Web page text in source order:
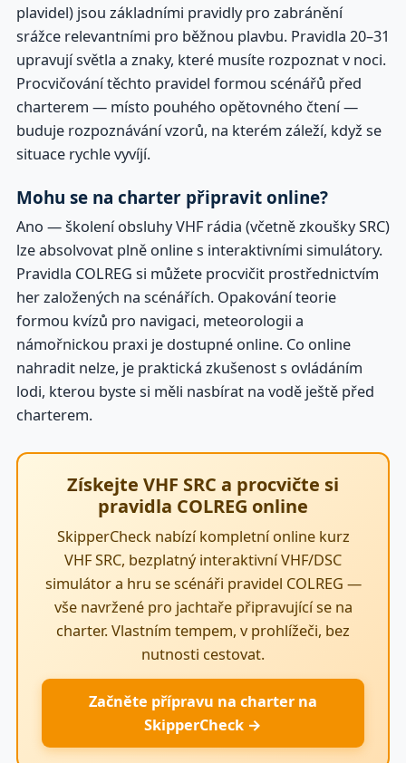
plavidel) jsou základními pravidly pro zabránění
srážce relevantními pro běžnou plavbu. Pravidla 20–31
upravují světla a znaky, které musíte rozpoznat v noci.
Procvičování těchto pravidel formou scénářů před
charterem — místo pouhého opětovného čtení —
buduje rozpoznávání vzorů, na kterém záleží, když se
situace rychle vyvíjí.
Mohu se na charter připravit online?
Ano — školení obsluhy VHF rádia (včetně zkoušky SRC)
lze absolvovat plně online s interaktivními simulátory.
Pravidla COLREG si můžete procvičit prostřednictvím
her založených na scénářích. Opakování teorie
formou kvízů pro navigaci, meteorologii a
námořnickou praxi je dostupné online. Co online
nahradit nelze, je praktická zkušenost s ovládáním
lodi, kterou byste si měli nasbírat na vodě ještě před
charterem.
Získejte VHF SRC a procvičte si
pravidla COLREG online
SkipperCheck nabízí kompletní online kurz
VHF SRC, bezplatný interaktivní VHF/DSC
simulátor a hru se scénáři pravidel COLREG —
vše navržené pro jachtaře připravující se na
charter. Vlastním tempem, v prohlížeči, bez
nutnosti cestovat.
Začněte přípravu na charter na
SkipperCheck →